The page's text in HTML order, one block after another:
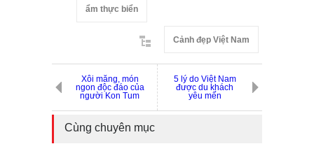
ẩm thực biển
Cảnh đẹp Việt Nam
Xôi măng, món
ngon độc đáo của
người Kon Tum
5 lý do Việt Nam
được du khách
yêu mến
Cùng chuyên mục